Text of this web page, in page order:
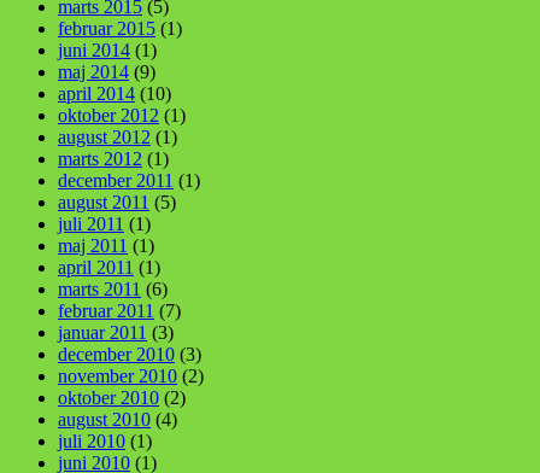
marts 2015 (5)
februar 2015 (1)
juni 2014 (1)
maj 2014 (9)
april 2014 (10)
oktober 2012 (1)
august 2012 (1)
marts 2012 (1)
december 2011 (1)
august 2011 (5)
juli 2011 (1)
maj 2011 (1)
april 2011 (1)
marts 2011 (6)
februar 2011 (7)
januar 2011 (3)
december 2010 (3)
november 2010 (2)
oktober 2010 (2)
august 2010 (4)
juli 2010 (1)
juni 2010 (1)